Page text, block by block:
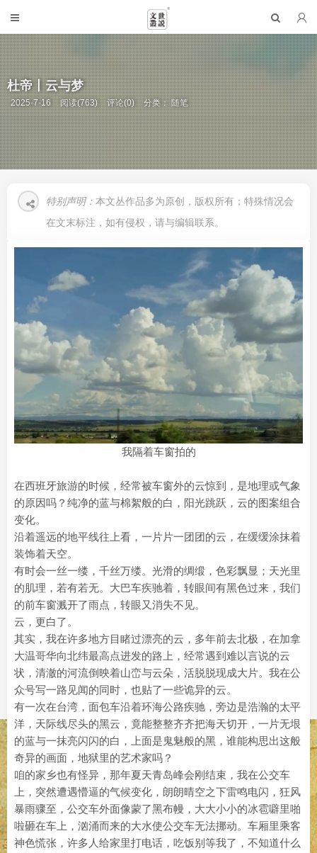
杜帝丨云与梦
2025-7-16 阅读(763) 评论(0) 分类：随笔
特别声明： 本文丛作品多为原创，版权所有；特殊情况会
在文末标注，如有侵权，请与编辑联系。
我隔着车窗拍的
在西班牙旅游的时候，经常被车窗外的云惊到，是地理或气象
的原因吗？纯净的蓝与棉絮般的白，阳光跳跃，云的图案组合
变化。
沿着遥远的地平线往上看，一片片一团团的云，在缓缓涂抹着
装饰着天空。
有时会一丝一缕，千丝万缕。光滑的绸缎，色彩飘显；天光里
的肌理，若有若无。大巴车疾驰着，转眼间有黑色过来，我们
的前车窗溅开了雨点，转眼又消失不见。
云，更白了。
其实，我在许多地方目睹过漂亮的云，多年前去北极，在加拿
大温哥华向北纬最高点进发的路上，经常遇到难以言说的云
状，清澈的河流倒映着山峦与云朵，活脱脱现成大片。我在公
众号写一路见闻的同时，也贴了一些诡异的云。
有一次在台湾，面包车沿着环海公路疾驰，旁边是浩瀚的太平
洋，天际线尽头的黑云，竟能整整齐齐把海天切开，一片无垠
的蓝与一抹亮闪闪的白，上面是鬼魅般的黑，谁能构思出这般
奇异的画面，地狱里的艺术家吗？
咱的家乡也有怪异，那年夏天青岛峰会刚结束，我在公交车
上，突然遭遇懵逼的气候变化，朗朗晴空之下雷鸣电闪，狂风
暴雨骤至，公交车外面像蒙了黑布幔，大大小小的冰雹噼里啪
啦砸在车上，汹涌而来的大水使公交车无法挪动。车厢里乘客
神色慌张，许多人给家里打电话，吃饭别等我了，不知道什么